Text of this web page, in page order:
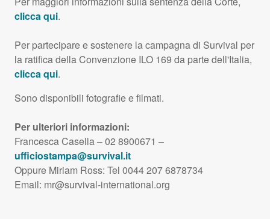
clicca qui.
Per partecipare e sostenere la campagna di Survival per
la ratifica della Convenzione ILO 169 da parte dell'Italia,
clicca qui.
Sono disponibili fotografie e filmati.
Per ulteriori informazioni:
Francesca Casella – 02 8900671 –
ufficiostampa@survival.it
Oppure Miriam Ross: Tel 0044 207 6878734
Email: mr@survival-international.org